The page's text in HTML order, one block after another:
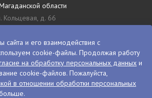
области
Кольцевая, д. 66
центр Магаданской области
Пролетарская, д. 11
и его взаимодействия с
cookie-файлы. Продолжая работу
на обработку персональных данных и
cookie-файлов. Пожалуйста,
в отношении обработки персональных